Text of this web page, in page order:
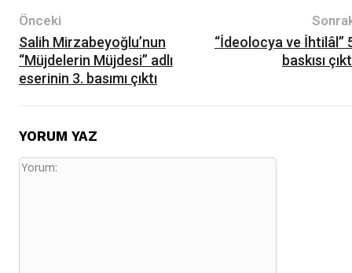
Önceki
Salih Mirzabeyoğlu’nun
“Müjdelerin Müjdesi” adlı
eserinin 3. basımı çıktı
“İdeolocya ve İhtilâl”
baskısı
YORUM YAZ
Yorum: